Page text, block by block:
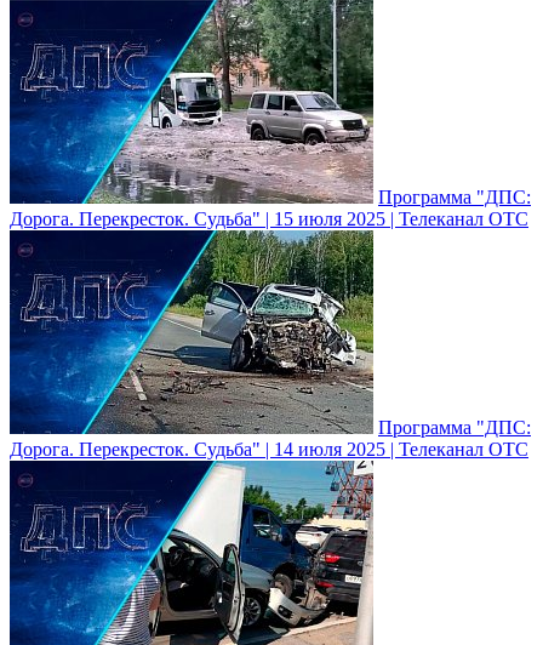
Программа "ДПС:
Дорога. Перекресток. Судьба" | 15 июля 2025 | Телеканал ОТС
Программа "ДПС:
Дорога. Перекресток. Судьба" | 14 июля 2025 | Телеканал ОТС